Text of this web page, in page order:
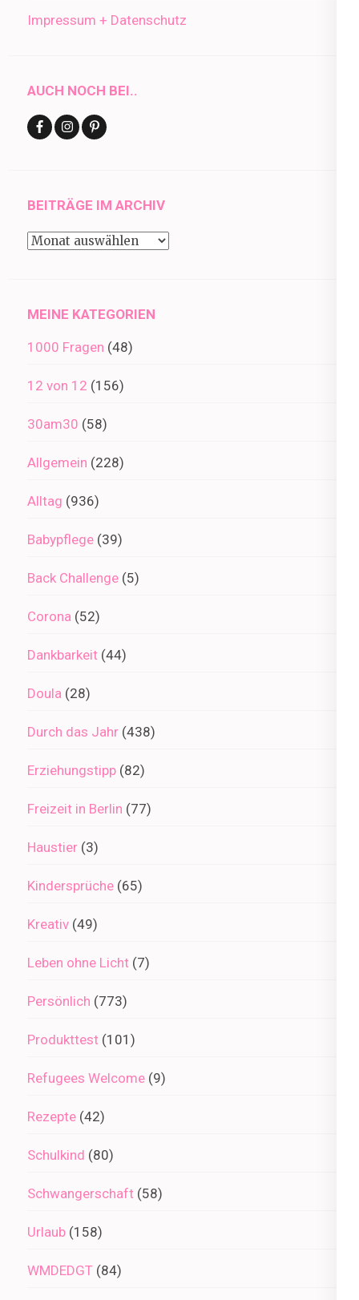
Impressum + Datenschutz
AUCH NOCH BEI..
BEITRÄGE IM ARCHIV
Beiträge
MEINE KATEGORIEN
1000 Fragen (48)
12 von 12 (156)
30am30 (58)
Allgemein (228)
Alltag (936)
Babypflege (39)
Back Challenge (5)
Corona (52)
Dankbarkeit (44)
Doula (28)
Durch das Jahr (438)
Erziehungstipp (82)
Freizeit in Berlin (77)
Haustier (3)
Kindersprüche (65)
Kreativ (49)
Leben ohne Licht (7)
Persönlich (773)
Produkttest (101)
Refugees Welcome (9)
Rezepte (42)
Schulkind (80)
Schwangerschaft (58)
Urlaub (158)
WMDEDGT (84)